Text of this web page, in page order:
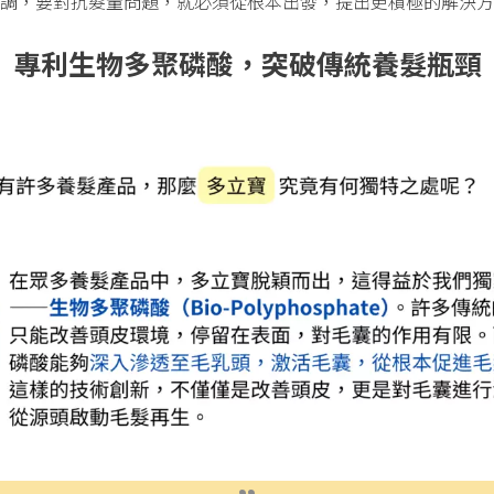
專利生物多聚磷酸，突破傳統養髮瓶頸